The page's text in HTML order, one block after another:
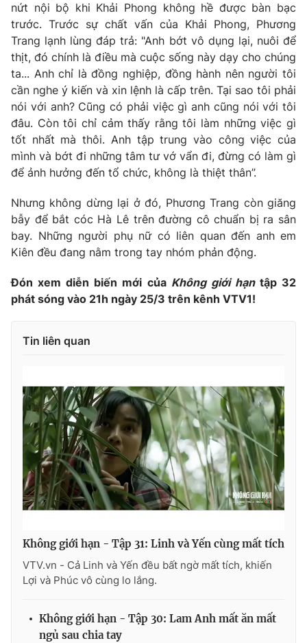
nứt nội bộ khi Khải Phong không hề được bàn bạc
trước. Trước sự chất vấn của Khải Phong, Phương
Trang lạnh lùng đáp trả: "Anh bớt vô dụng lại, nuôi để
thịt, đó chính là điều mà cuộc sống này dạy cho chúng
ta... Anh chỉ là đồng nghiệp, đồng hành nên người tôi
cần nghe ý kiến và xin lệnh là cấp trên. Tại sao tôi phải
nói với anh? Cũng có phải việc gì anh cũng nói với tôi
đâu. Còn tôi chỉ cảm thấy rằng tôi làm những việc gì
tốt nhất mà thôi. Anh tập trung vào công việc của
mình và bớt đi những tâm tư vớ vẩn đi, đừng có làm gì
để ảnh hưởng đến tổ chức, không là thiệt thân”.
Nhưng không dừng lại ở đó, Phương Trang còn giăng
bẫy để bắt cóc Hà Lê trên đường cô chuẩn bị ra sân
bay. Những người phụ nữ có liên quan đến anh em
Kiên đều đang nằm trong tay nhóm phản động.
Đón xem diễn biến mới của Không giới hạntập 32
phát sóng vào 21h ngày 25/3 trên kênh VTV1!
Tin liên quan
Không giới hạn - Tập 31: Linh và Yến cùng mất tích
VTV.vn - Cả Linh và Yến đều bất ngờ mất tích, khiến
Lợi và Phúc vô cùng lo lắng.
Không giới hạn - Tập 30: Lam Anh mất ăn mất
ngủ sau chia tay